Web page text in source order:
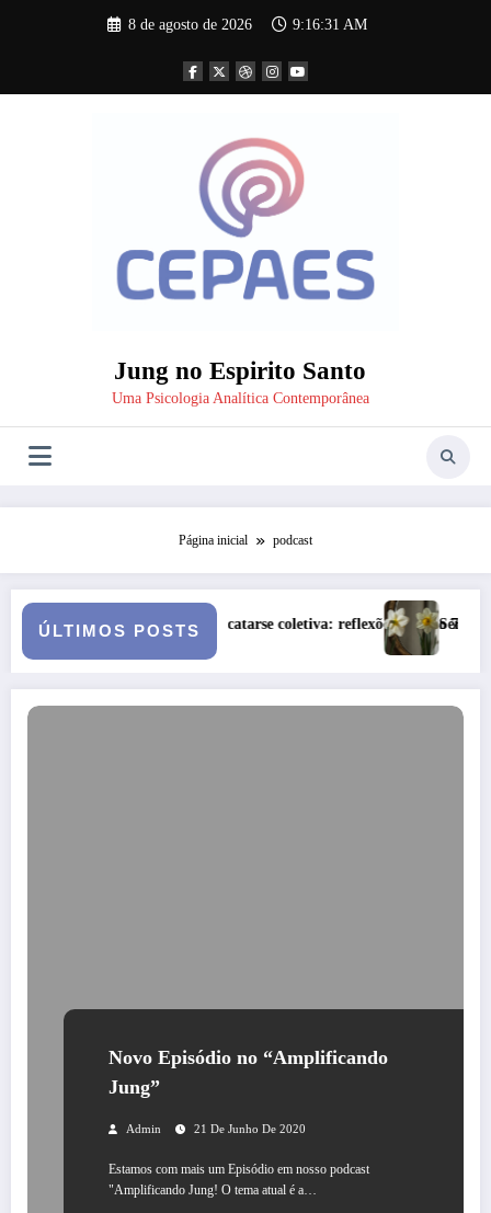
8 de agosto de 2026 9:16:31 AM
Jung no Espirito Santo
Uma Psicologia Analítica Contemporânea
Página inicial podcast
ÚLTIMOS POSTS
cultural e catarse coletiva: reflexões sobre o 7×1 e a alma brasileira
Série Narciso: O
Novo Episódio no “Amplificando
Jung”
Admin 21 De Junho De 2020
Estamos com mais um Episódio em nosso podcast
"Amplificando Jung! O tema atual é a…